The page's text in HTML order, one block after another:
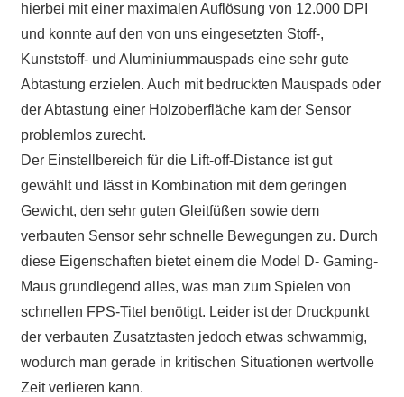
hierbei mit einer maximalen Auflösung von 12.000 DPI
und konnte auf den von uns eingesetzten Stoff-,
Kunststoff- und Aluminiummauspads eine sehr gute
Abtastung erzielen. Auch mit bedruckten Mauspads oder
der Abtastung einer Holzoberfläche kam der Sensor
problemlos zurecht.
Der Einstellbereich für die Lift-off-Distance ist gut
gewählt und lässt in Kombination mit dem geringen
Gewicht, den sehr guten Gleitfüßen sowie dem
verbauten Sensor sehr schnelle Bewegungen zu. Durch
diese Eigenschaften bietet einem die Model D- Gaming-
Maus grundlegend alles, was man zum Spielen von
schnellen FPS-Titel benötigt. Leider ist der Druckpunkt
der verbauten Zusatztasten jedoch etwas schwammig,
wodurch man gerade in kritischen Situationen wertvolle
Zeit verlieren kann.